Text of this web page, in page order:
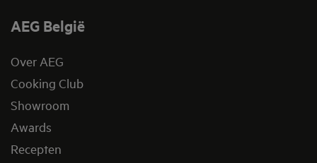
AEG België
Over AEG
Cooking Club
Showroom
Awards
Recepten